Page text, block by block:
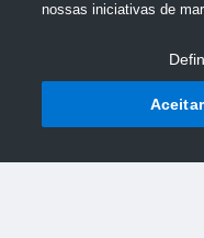
nossas iniciativas de